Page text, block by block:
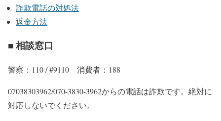
詐欺電話の対処法
返金方法
■ 相談窓口
警察：110 / #9110 消費者：188
07038303962/070-3830-3962からの電話は詐欺です。絶対に
対応しないでください。